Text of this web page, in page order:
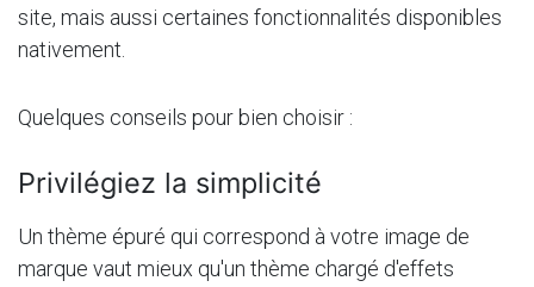
site, mais aussi certaines fonctionnalités disponibles
nativement.
Quelques conseils pour bien choisir :
Privilégiez la simplicité
Un thème épuré qui correspond à votre image de
marque vaut mieux qu'un thème chargé d'effets